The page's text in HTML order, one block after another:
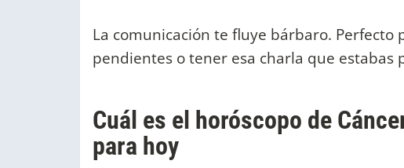
La comunicación te fluye bárbaro.
pendientes o tener esa charla que estabas
Cuál es el horóscopo de
para hoy